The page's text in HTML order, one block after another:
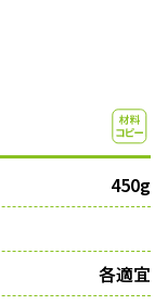
450g
各適宜